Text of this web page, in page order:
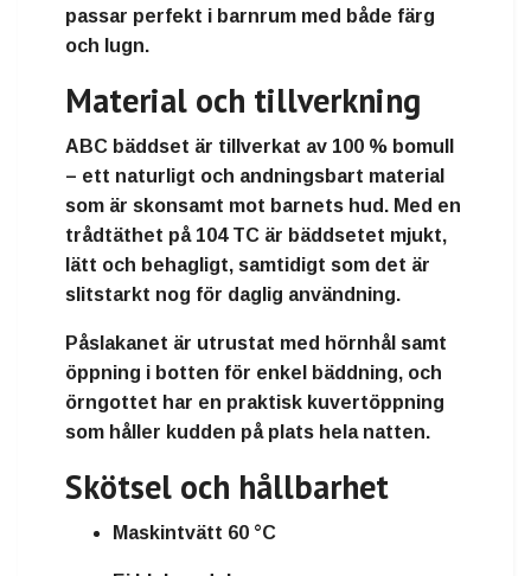
passar perfekt i barnrum med både färg
och lugn.
Material och tillverkning
ABC bäddset är tillverkat av 100 % bomull
– ett naturligt och andningsbart material
som är skonsamt mot barnets hud. Med en
trådtäthet på 104 TC är bäddsetet mjukt,
lätt och behagligt, samtidigt som det är
slitstarkt nog för daglig användning.
Påslakanet är utrustat med hörnhål samt
öppning i botten för enkel bäddning, och
örngottet har en praktisk kuvertöppning
som håller kudden på plats hela natten.
Skötsel och hållbarhet
Maskintvätt 60 °C